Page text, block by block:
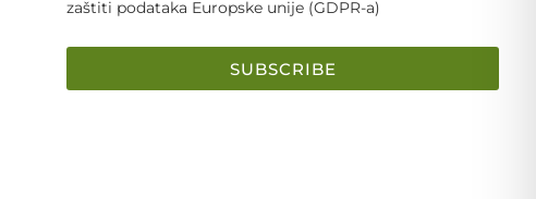
zaštiti podataka Europske unije (GDPR-a)
SUBSCRIBE